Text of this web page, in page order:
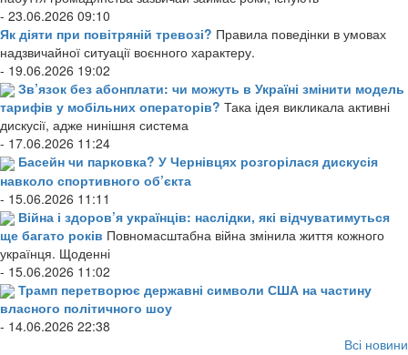
- 23.06.2026 09:10
Як діяти при повітряній тревозі? Правила поведінки в умовах
надзвичайної ситуації воєнного характеру.
- 19.06.2026 19:02
Зв’язок без абонплати: чи можуть в Україні змінити модель
тарифів у мобільних операторів? Така ідея викликала активні
дискусії, адже нинішня система
- 17.06.2026 11:24
Басейн чи парковка? У Чернівцях розгорілася дискусія
навколо спортивного об’єкта
- 15.06.2026 11:11
Війна і здоров’я українців: наслідки, які відчуватимуться
ще багато років Повномасштабна війна змінила життя кожного
українця. Щоденні
- 15.06.2026 11:02
Трамп перетворює державні символи США на частину
власного політичного шоу
- 14.06.2026 22:38
Всі новини